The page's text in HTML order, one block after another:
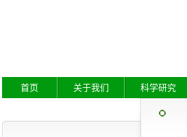
首页 关于我们 科学研究